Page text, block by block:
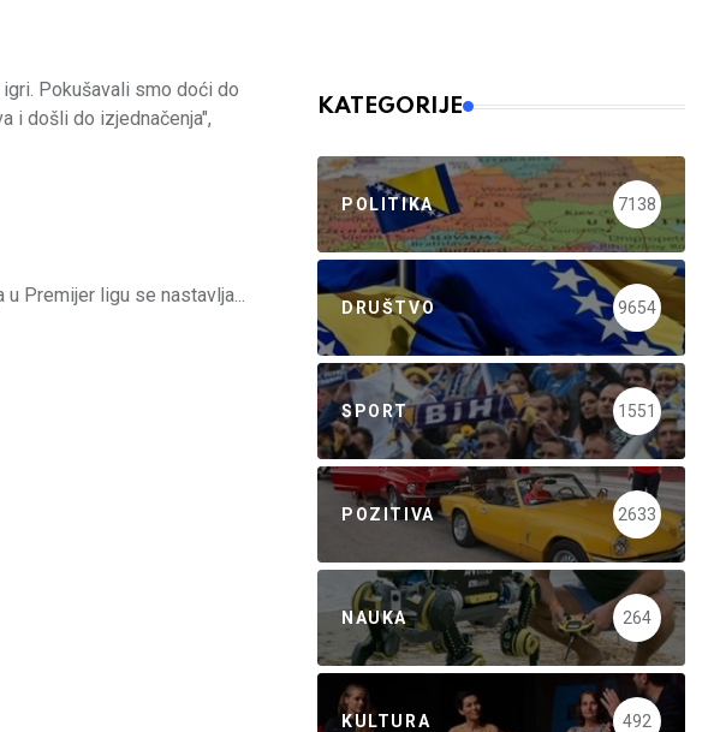
Pokušavali smo doći do
i došli do izjednačenja",
Premijer ligu se nastavlja...
KATEGORIJE
POLITIKA 7138
DRUŠTVO 9654
SPORT 1551
POZITIVA 2633
NAUKA 264
KULTURA 492